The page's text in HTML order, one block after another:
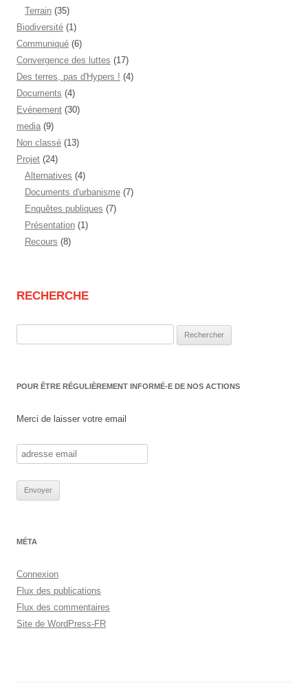
Terrain (35)
Biodiversité (1)
Communiqué (6)
Convergence des luttes (17)
Des terres, pas d'Hypers ! (4)
Documents (4)
Evénement (30)
media (9)
Non classé (13)
Projet (24)
Alternatives (4)
Documents d'urbanisme (7)
Enquêtes publiques (7)
Présentation (1)
Recours (8)
RECHERCHE
POUR ÊTRE RÉGULIÈREMENT INFORMÉ-E DE NOS ACTIONS
Merci de laisser votre email
MÉTA
Connexion
Flux des publications
Flux des commentaires
Site de WordPress-FR